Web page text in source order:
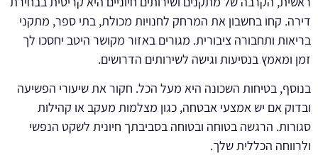
דירה. קחו בחשבון את המרחק לחנויות מכולת, בתי ספר, מתקני
בריאות ותחבורה ציבורית. מגורים באזור מקושר היטב יחסכו לך
זמן ומאמץ בנסיעות וגישה לשירותים הדרושים.
בנוסף, בטיחות השכונה היא מעל הכל. חקור את שיעורי הפשיעה
ובדוק אם יש אמצעי אבטחה, כגון מצלמות מעקב או קהילות
סגורות. הרגשה בטוחה ובטוחה בסביבתך חיונית לשקט הנפשי
ולרווחה הכללית שלך.